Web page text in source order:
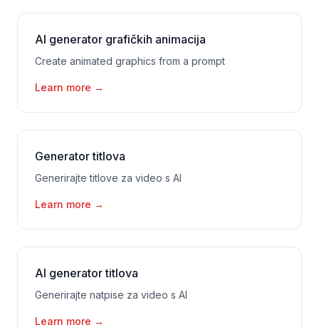
AI generator grafičkih animacija
Create animated graphics from a prompt
Learn more →
Generator titlova
Generirajte titlove za video s AI
Learn more →
AI generator titlova
Generirajte natpise za video s AI
Learn more →